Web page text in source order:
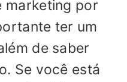
marketing por
ter um
de saber
Se você está